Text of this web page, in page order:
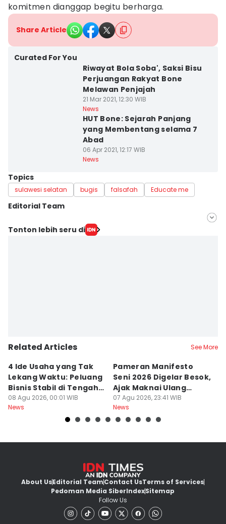
komitmen dianggap begitu berharga.
Share Article
Curated For You
Riwayat Bola Soba', Saksi Bisu
Perjuangan Rakyat Bone
Melawan Penjajah
21 Mar 2021, 12:30 WIB
News
HUT Bone: Sejarah Panjang
yang Membentang selama 7
Abad
06 Apr 2021, 12:17 WIB
News
Topics
sulawesi selatan bugis falsafah Educate me
Editorial Team
Editor
Tonton lebih seru di
Related Articles See More
4 Ide Usaha yang Tak
Lekang Waktu: Peluang
Bisnis Stabil di Tengah
Perubahan
08 Agu 2026, 00:01 WIB
News
Pameran Manifesto
Seni 2026 Digelar Besok,
Ajak Maknai Ulang
Maritim
07 Agu 2026, 23:41 WIB
News
About UsEditorial TeamContact UsTerms of Services
Pedoman Media SiberIndexSitemap
Follow Us